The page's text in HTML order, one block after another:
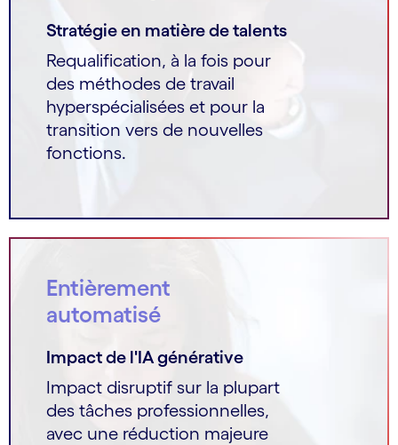
Stratégie en matière de talents
Requalification, à la fois pour
des méthodes de travail
hyperspécialisées et pour la
transition vers de nouvelles
fonctions.
Entièrement
automatisé
Impact de l'IA générative
Impact disruptif sur la plupart
des tâches professionnelles,
avec une réduction majeure